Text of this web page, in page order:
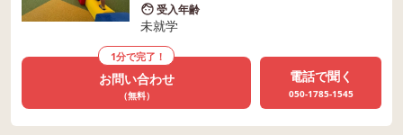
受入年齢
未就学
1分で完了！
お問い合わせ
（無料）
電話で聞く
050-1785-1545